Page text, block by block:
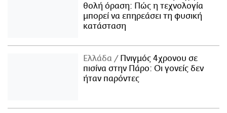
θολή όραση: Πώς η τεχνολογία
μπορεί να επηρεάσει τη φυσική
κατάσταση
Ελλάδα
Πνιγμός 4χρονου σε
πισίνα στην Πάρο: Οι γονείς δεν
ήταν παρόντες